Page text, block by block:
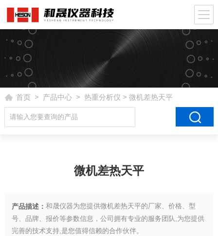
首页 > 产品中心> 热重分析仪 > 微机差热天平
微机差热天平
产品描述： 和晟仪器为您提供微机差热天平的厂家、价格、型
号、品牌、报价等参数信息，公司拥有专业的服务团队,为您提供
完善的技术支持,是您值得信赖的合作伙伴。